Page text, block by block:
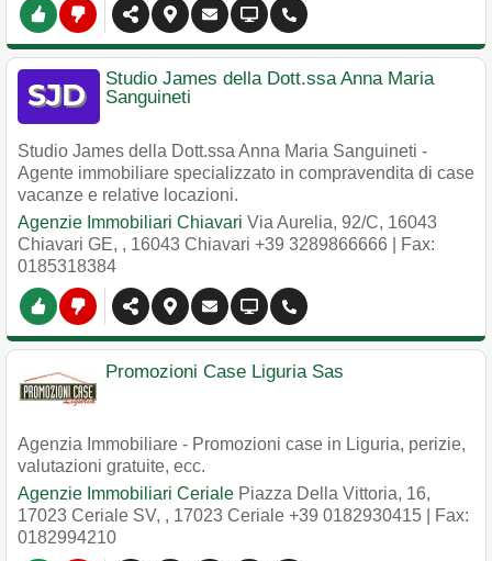
Studio James della Dott.ssa Anna Maria
Sanguineti
Studio James della Dott.ssa Anna Maria Sanguineti -
Agente immobiliare specializzato in compravendita di case
vacanze e relative locazioni.
Agenzie Immobiliari Chiavari Via Aurelia, 92/C, 16043
Chiavari GE, , 16043 Chiavari +39 3289866666 | Fax:
0185318384
Promozioni Case Liguria Sas
Agenzia Immobiliare - Promozioni case in Liguria, perizie,
valutazioni gratuite, ecc.
Agenzie Immobiliari Ceriale Piazza Della Vittoria, 16,
17023 Ceriale SV, , 17023 Ceriale +39 0182930415 | Fax:
0182994210